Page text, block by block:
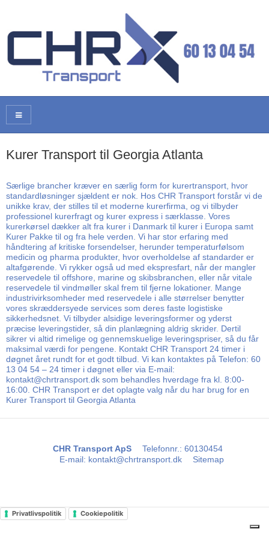
Kurer Transport til Georgia Atlanta
Særlige brancher kræver en særlig form for kurertransport, hvor
standardløsninger sjældent er nok. Hos CHR Transport forstår vi de
unikke krav, der stilles til et moderne kurerfirma, og vi tilbyder
professionel kurerfragt og kurer express i særklasse. Vores
kurerkørsel dækker alt fra kurer i Danmark til kurer i Europa samt
Kurer Pakke til og fra hele verden. Vi har stor erfaring med
håndtering af kritiske forsendelser, herunder temperaturfølsom
medicin og pharma produkter, hvor overholdelse af standarder er
altafgørende. Vi rykker også ud med ekspresfart, når der mangler
reservedele til offshore, marine og skibsbranchen, eller når vitale
reservedele til vindmøller skal frem til fjerne lokationer. Mange
industrivirksomheder med reservedele i alle størrelser benytter
vores skræddersyede services som deres faste logistiske
sikkerhedsnet. Vi tilbyder alsidige leveringsformer og yderst
præcise leveringstider, så din planlægning aldrig skrider. Dertil
sikrer vi altid rimelige og gennemskuelige leveringspriser, så du får
maksimal værdi for pengene. Kontakt CHR Transport 24 timer i
døgnet året rundt for et godt tilbud. Vi kan kontaktes på Telefon: 60
13 04 54 – 24 timer i døgnet eller via E-mail:
kontakt@chrtransport.dk som behandles hverdage fra kl. 8:00-
16:00. CHR Transport er det oplagte valg når du har brug for en
Kurer Transport til Georgia Atlanta
CHR Transport ApS Telefonnr.: 60130454
E-mail: kontakt@chrtransport.dk Sitemap
Privatlivspolitik Cookiepolitik